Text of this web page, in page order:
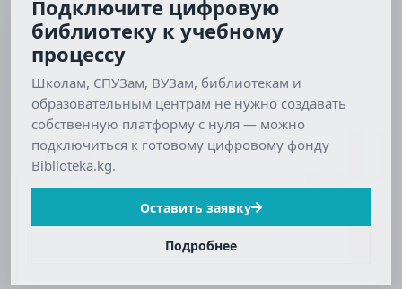
Подключите цифровую
библиотеку к учебному
процессу
Школам, СПУЗам, ВУЗам, библиотекам и
образовательным центрам не нужно создавать
собственную платформу с нуля — можно
подключиться к готовому цифровому фонду
Biblioteka.kg.
Оставить заявку
Подробнее